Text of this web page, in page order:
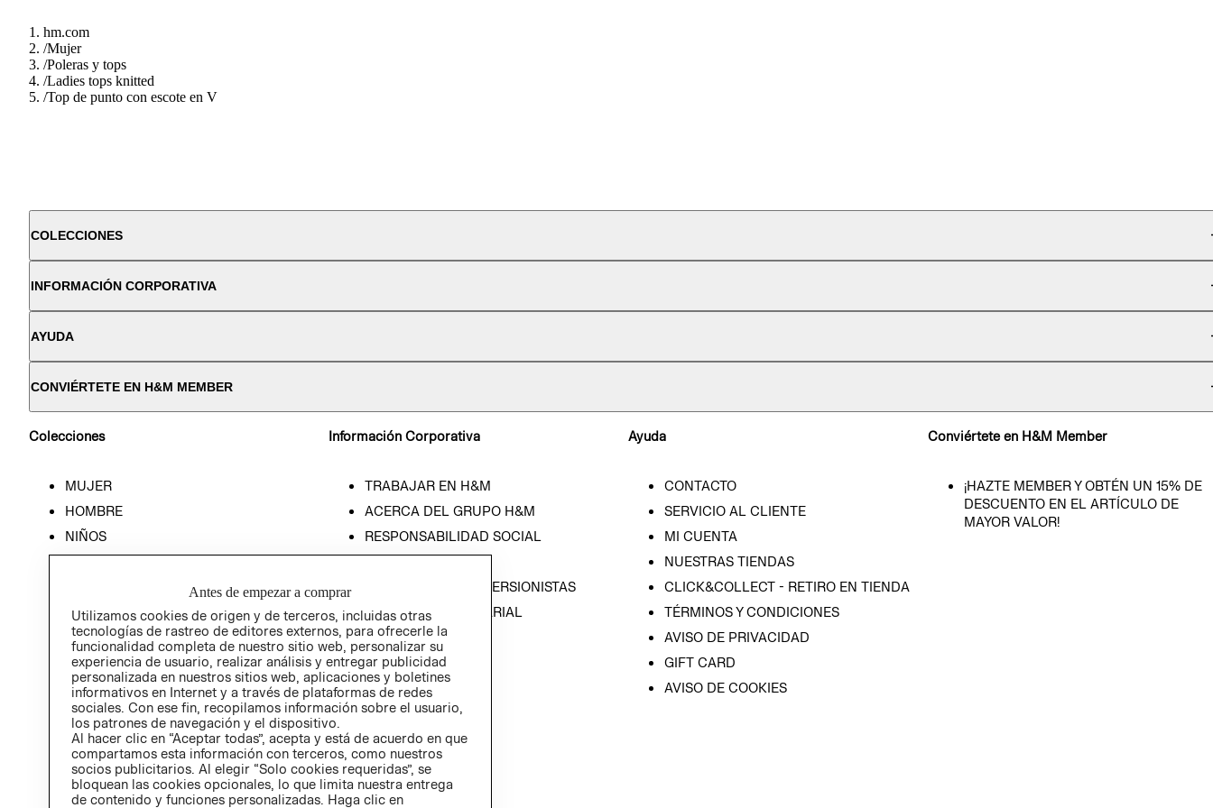
hm.com
/Mujer
/Poleras y tops
/Ladies tops knitted
/Top de punto con escote en V
COLECCIONES
INFORMACIÓN CORPORATIVA
AYUDA
CONVIÉRTETE EN H&M MEMBER
Colecciones
MUJER
HOMBRE
NIÑOS
Información Corporativa
TRABAJAR EN H&M
ACERCA DEL GRUPO H&M
RESPONSABILIDAD SOCIAL
RELACIÓN CON INVERSIONISTAS
POLÍTICA EMPRESARIAL
Ayuda
CONTACTO
SERVICIO AL CLIENTE
MI CUENTA
NUESTRAS TIENDAS
CLICK&COLLECT - RETIRO EN TIENDA
TÉRMINOS Y CONDICIONES
AVISO DE PRIVACIDAD
GIFT CARD
AVISO DE COOKIES
Conviértete en H&M Member
¡HAZTE MEMBER Y OBTÉN UN 15% DE
DESCUENTO EN EL ARTÍCULO DE
MAYOR VALOR!
Antes de empezar a comprar
Utilizamos cookies de origen y de terceros, incluidas otras
tecnologías de rastreo de editores externos, para ofrecerle la
funcionalidad completa de nuestro sitio web, personalizar su
experiencia de usuario, realizar análisis y entregar publicidad
personalizada en nuestros sitios web, aplicaciones y boletines
informativos en Internet y a través de plataformas de redes
sociales. Con ese fin, recopilamos información sobre el usuario,
los patrones de navegación y el dispositivo.
Al hacer clic en “Aceptar todas”, acepta y está de acuerdo en que
compartamos esta información con terceros, como nuestros
socios publicitarios. Al elegir “Solo cookies requeridas”, se
bloquean las cookies opcionales, lo que limita nuestra entrega
de contenido y funciones personalizadas. Haga clic en